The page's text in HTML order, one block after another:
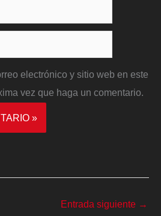
electrónico y sitio web en este
vez que haga un comentario.
Entrada siguiente →